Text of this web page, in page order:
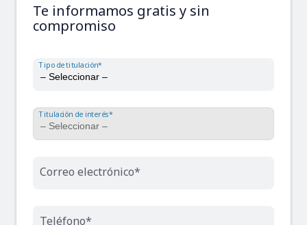
Te informamos gratis y sin
compromiso
Tipo de titulación*
Titulación de interés*
Correo electrónico*
Teléfono*